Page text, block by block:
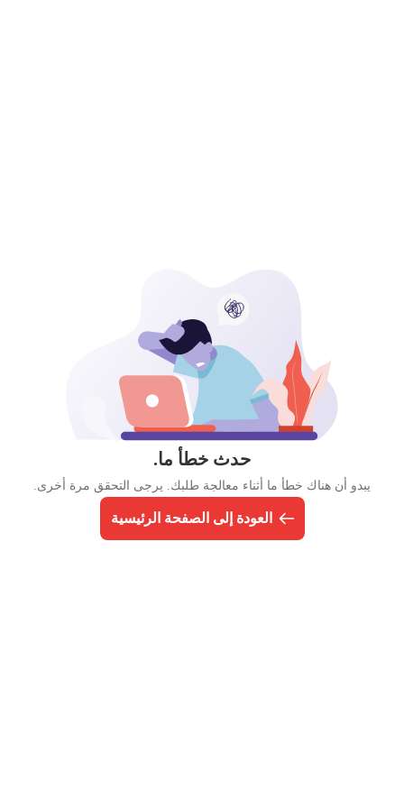
حدث خطأ ما.
يبدو أن هناك خطأ ما أثناء معالجة طلبك. يرجى التحقق مرة أخرى.
العودة إلى الصفحة الرئيسية